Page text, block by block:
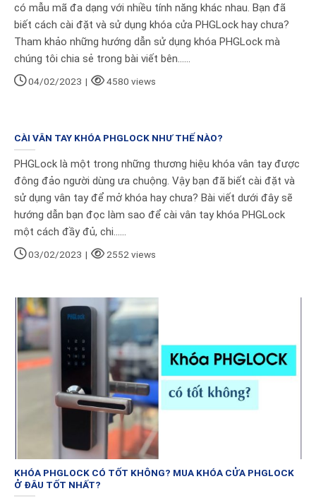
có mẫu mã đa dạng với nhiều tính năng khác nhau. Bạn đã
biết cách cài đặt và sử dụng khóa cửa PHGLock hay chưa?
Tham khảo những hướng dẫn sử dụng khóa PHGLock mà
chúng tôi chia sẻ trong bài viết bên......
04/02/2023 | 4580 views
CÀI VÂN TAY KHÓA PHGLOCK NHƯ THẾ NÀO?
PHGLock là một trong những thương hiệu khóa vân tay được
đông đảo người dùng ưa chuộng. Vậy bạn đã biết cài đặt và
sử dụng vân tay để mở khóa hay chưa? Bài viết dưới đây sẽ
hướng dẫn bạn đọc làm sao để cài vân tay khóa PHGLock
một cách đầy đủ, chi......
03/02/2023 | 2552 views
KHÓA PHGLOCK CÓ TỐT KHÔNG? MUA KHÓA CỬA PHGLOCK
Ở ĐÂU TỐT NHẤT?